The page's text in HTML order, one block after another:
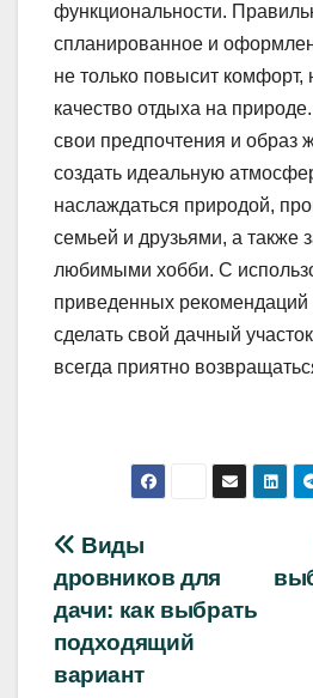
функциональности.
спланированное и
не только повысит комфорт,
качество отдыха на
свои предпочтения и образ
создать идеальную
наслаждаться природой,
семьей и друзьями, а также
любимыми хобби. С
приведенных
сделать свой дачный
всегда приятно
Навигация
по
записям
Виды
дровников для
дачи: как выбрать
подходящий
вариант